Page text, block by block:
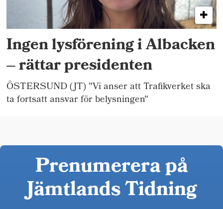
Ingen lysförening i Albacken
– rättar presidenten
ÖSTERSUND (JT) "Vi anser att Trafikverket ska
ta fortsatt ansvar för belysningen"
Prenumerera på
Jämtlands Tidning